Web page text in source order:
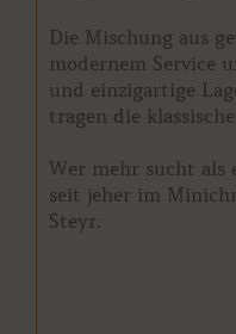
Die Mischung aus
modernem Service
und einzigartige
tragen die
Wer mehr sucht
seit jeher im
Steyr.